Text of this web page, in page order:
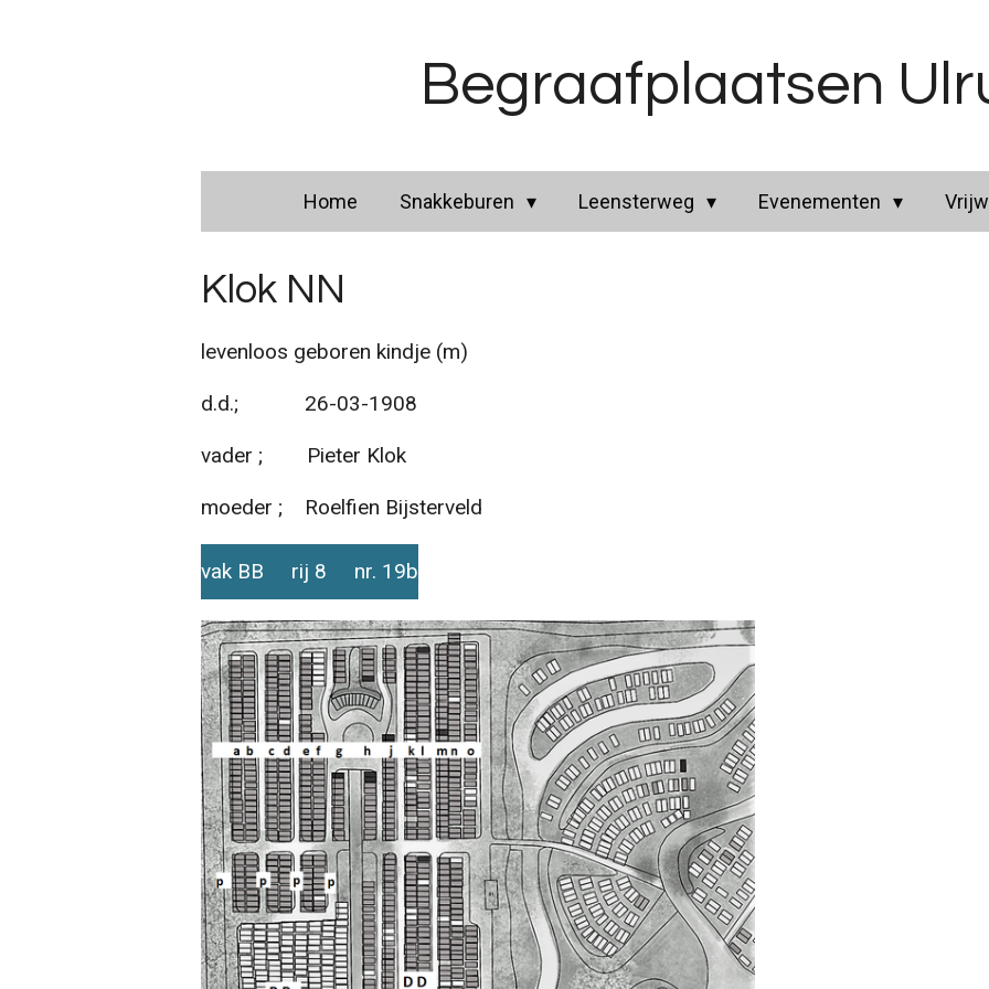
Begraafplaatsen
Home Snakkeburen Leensterweg Evenementen
Klok NN
levenloos geboren kindje (m)
d.d.; 26-03-1908
vader ; Pieter Klok
moeder ; Roelfien Bijsterveld
vak BB rij 8 nr. 19b